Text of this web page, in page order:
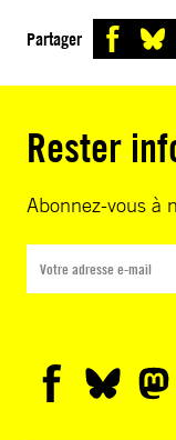
Partager
Rester
Abonnez-vous à